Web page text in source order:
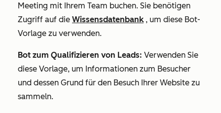
Meeting mit Ihrem Team buchen. Sie benötigen
Zugriff auf die Wissensdatenbank, um diese Bot-
Vorlage zu verwenden.
Bot zum Qualifizieren von Leads: Verwenden Sie
diese Vorlage, um Informationen zum Besucher
und dessen Grund für den Besuch Ihrer Website zu
sammeln.